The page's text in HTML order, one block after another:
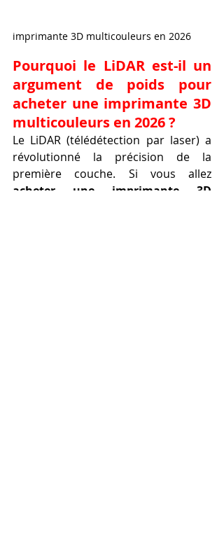
imprimante 3D multicouleurs en 2026
Pourquoi le LiDAR est-il un
argument de poids pour
acheter une imprimante 3D
multicouleurs en 2026 ?
Le LiDAR (télédétection par laser) a
révolutionné la précision de la
acheter une imprimante 3D